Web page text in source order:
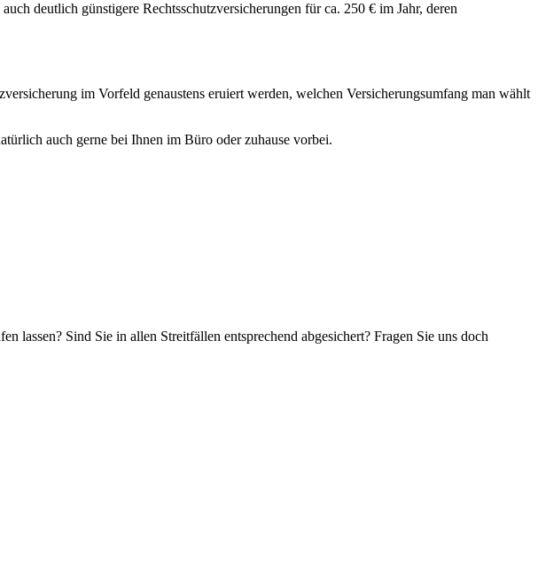
deutlich günstigere Rechtsschutzversicherungen für ca. 250 € im Jahr, deren
im Vorfeld genaustens eruiert werden, welchen Versicherungsumfang man wählt
auch gerne bei Ihnen im Büro oder zuhause vorbei.
lassen? Sind Sie in allen Streitfällen entsprechend abgesichert? Fragen Sie uns doch